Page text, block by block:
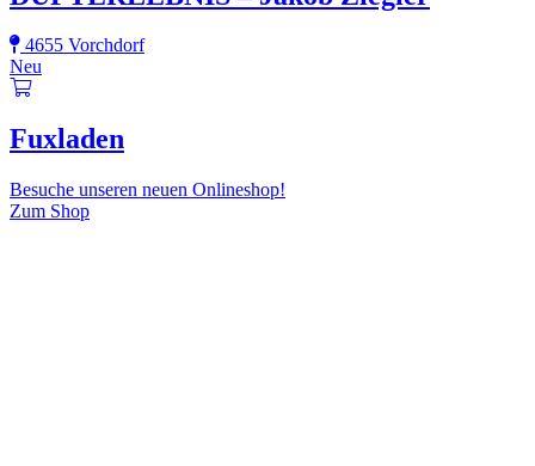
4655 Vorchdorf
Neu
Fuxladen
Besuche unseren neuen Onlineshop!
Zum Shop